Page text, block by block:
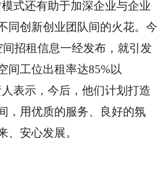
式还有助于加深企业与企业
同创新创业团队间的火花。今
招租信息一经发布，就引发
间工位出租率达85%以
人表示，今后，他们计划打造
，用优质的服务、良好的氛
、安心发展。